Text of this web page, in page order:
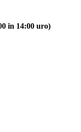
in 14:00 uro)